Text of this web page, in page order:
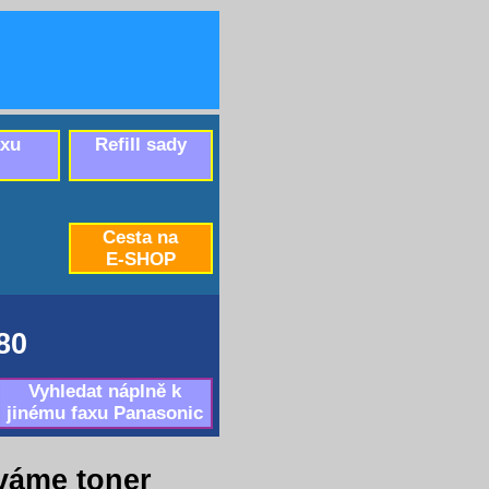
Vyhledat náplně k
jinému faxu Panasonic
toner
Refill sady
Cesta na
E-SHOP